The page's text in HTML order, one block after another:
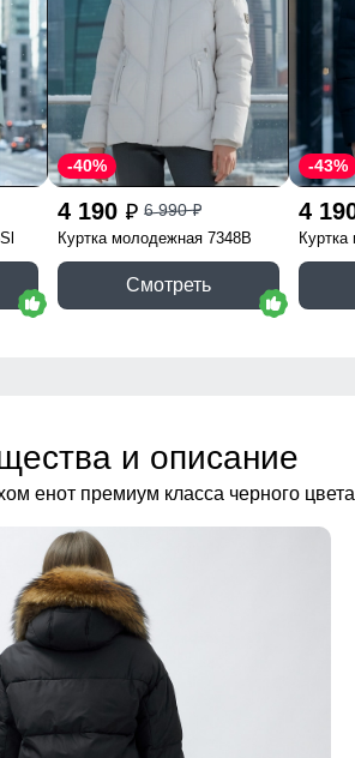
4 190 p 6 990p
-40%
Куртка молодежная 7348B
Смотреть
4
-43%
и описание
енот премиум класса черного